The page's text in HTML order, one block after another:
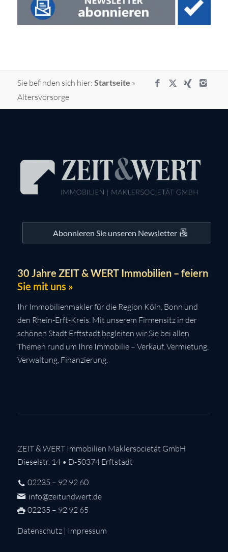
Sie befinden sich hier: Startseite »
Altersvorsorge
Abonnieren Sie unseren Newsletter
30 Jahre ZEIT & WERT Immobilien – feiern
Sie mit uns »
Ihr Immobilienmakler für die Region Köln, Bonn und
den Rhein-Erft-Kreis. Mit unserem Firmensitz in der
schönen Stadt Erftstadt begleiten wir Sie bei allen
Themen rund um Ihre Immobilie – Verkauf, Vermietung,
Verwaltung, Finanzierung.
ZEIT & WERT Immobilien Maklersocietät GmbH
Dieselstr. 14 • D-50374 Erftstadt
02235 – 92 92 60
info@zeitundwert.de
02235 – 92 92 65
Datenschutz| Impressum